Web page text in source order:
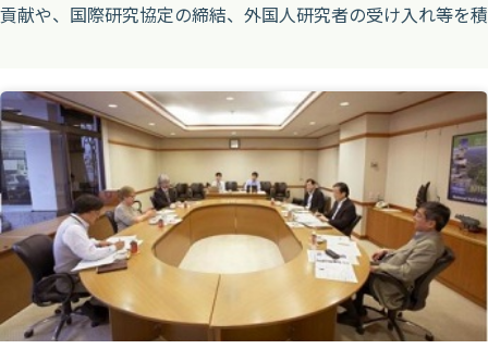
貢献や、国際研究協定の締結、外国人研究者の受け入れ等を